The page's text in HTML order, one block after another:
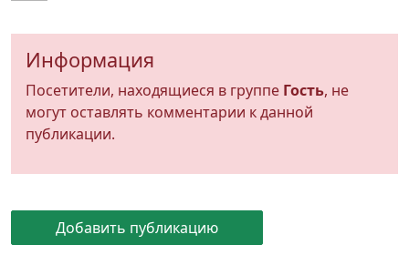
Добавить публикацию
Информация
Посетители, находящиеся в группе Гость, не
могут оставлять комментарии к данной
публикации.